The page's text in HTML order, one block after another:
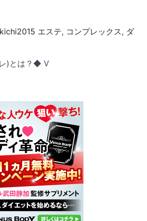
エステ, コンプレックス, ダ
)とは？◆ V